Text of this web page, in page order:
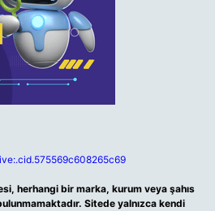
herhangi bir marka, kurum veya şahıs
Sitede yalnızca kendi